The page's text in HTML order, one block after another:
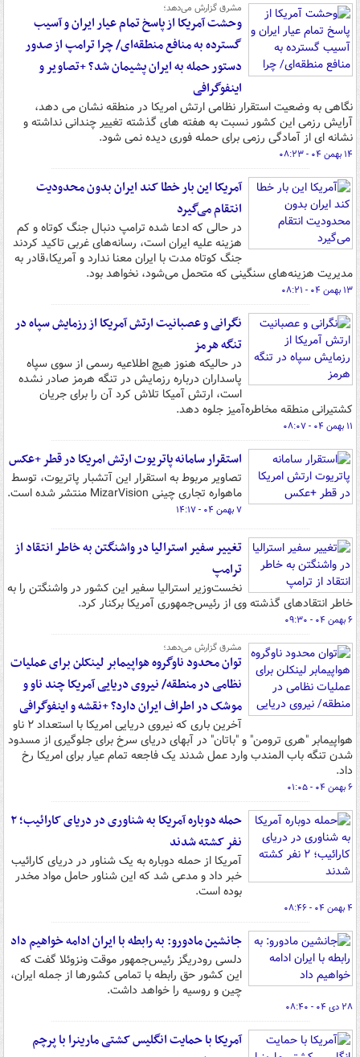
مشرق گزارش می‌دهد؛
وحشت آمریکا از پاسخ تمام عیار ایران و آسیب
گسترده به منافع منطقه‌ای/ چرا ترامپ از صدور
دستور حمله به ایران پشیمان شد؟ +تصاویر و
اینفوگرافی
نگاهی به وضعیت استقرار نظامی ارتش امریکا در منطقه نشان می دهد،
آرایش رزمی این کشور نسبت به هفته های گذشته تغییر چندانی نداشته و
نشانه ای از آمادگی رزمی برای حمله فوری دیده نمی شود.
۱۴ بهمن ۰۴ - ۰۸:۲۳
آمریکا این بار خطا کند ایران بدون محدودیت
انتقام می‌گیرد
در حالی که ادعا شده ترامپ دنبال جنگ کوتاه و کم‌
هزینه علیه ایران است، رسانه‌های غربی تاکید کردند
جنگ کوتاه مدت با ایران معنا ندارد و آمریکا،قادر به
مدیریت هزینه‌های سنگینی که متحمل می‌شود، نخواهد بود.
۱۳ بهمن ۰۴ - ۰۸:۲۱
نگرانی و عصبانیت ارتش آمریکا از رزمایش سپاه در
تنگه هرمز
در حالیکه هنوز هیچ اطلاعیه رسمی از سوی سپاه
پاسداران درباره رزمایش در تنگه هرمز صادر نشده
است، ارتش آمیکا تلاش کرد آن را برای جریان
کشتیرانی منطقه مخاطره‌آمیز جلوه دهد.
۱۱ بهمن ۰۴ - ۰۸:۰۷
استقرار سامانه پاتریوت ارتش امریکا در قطر +عکس
تصاویر مربوط به استقرار این آتشبار پاتریوت، توسط
ماهواره تجاری چینی MizarVision منتشر شده است.
۷ بهمن ۰۴ - ۱۴:۱۷
تغییر سفیر استرالیا در واشنگتن به خاطر انتقاد از
ترامپ
نخست‌وزیر استرالیا سفیر این کشور در واشنگتن را به
خاطر انتقادهای گذشته وی از رئیس‌جمهوری آمریکا برکنار کرد.
۶ بهمن ۰۴ - ۰۹:۳۰
مشرق گزارش می‌دهد؛
توان محدود ناوگروه هواپیمابر لینکلن برای عملیات
نظامی در منطقه/ نیروی دریایی آمریکا چند ناو و
موشک در اطراف ایران دارد؟ +نقشه و اینفوگرافی
آخرین باری که نیروی دریایی امریکا با استعداد ۲ ناو
هواپیمابر "هری ترومن" و "باتان" در آبهای دریای سرخ برای جلوگیری از مسدود
شدن تنگه باب المندب وارد عمل شدند یک فاجعه تمام عیار برای امریکا رخ
داد.
۶ بهمن ۰۴ - ۰۱:۰۵
حمله دوباره آمریکا به شناوری در دریای کارائیب؛ ۲
نفر کشته شدند
آمریکا از حمله دوباره به یک شناور در دریای کارائیب
خبر داد و مدعی شد که این شناور حامل مواد مخدر
بوده است.
۴ بهمن ۰۴ - ۰۸:۴۶
جانشین مادورو: به رابطه با ایران ادامه خواهیم داد
دلسی رودریگز رئیس‌جمهور موقت ونزوئلا گفت که
این کشور حق رابطه با تمامی کشورها از جمله ایران،
چین و روسیه را خواهد داشت.
۲۸ دی ۰۴ - ۰۸:۴۰
آمریکا با حمایت انگلیس کشتی مارینرا با پرچم